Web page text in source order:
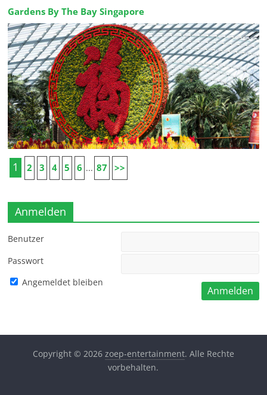
Gardens By The Bay Singapore
1 2 3 4 5 6 ... 87 >>
Anmelden
Benutzer
Passwort
Angemeldet bleiben
Copyright © 2026 zoep-entertainment. Alle Rechte
vorbehalten.